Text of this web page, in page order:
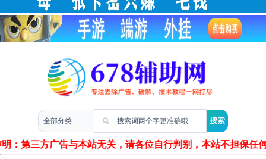
明：第三方广告与本站无关，请各位自行判别，本站不担保